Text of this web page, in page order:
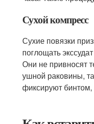
Сухой компресс
Сухие повязки
поглощать
Они не привносят
ушной раковины,
фиксируют